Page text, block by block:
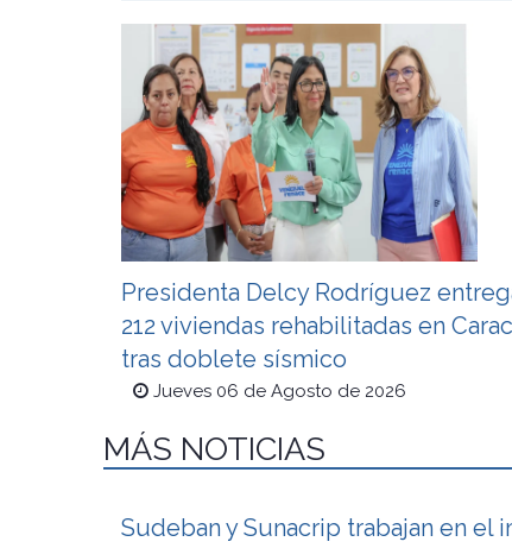
Presidenta Delcy Rodríguez
212 viviendas rehabilitadas en
tras doblete sísmico
Jueves 06 de Agosto de 2026
MÁS NOTICIAS
Sudeban y Sunacrip trabajan en